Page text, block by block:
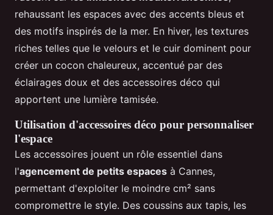
rehaussant les espaces avec des accents bleus et
des motifs inspirés de la mer. En hiver, les textures
riches telles que le velours et le cuir dominent pour
créer un cocon chaleureux, accentué par des
éclairages doux et des accessoires déco qui
apportent une lumière tamisée.
Utilisation d'accessoires déco pour personnaliser
l'espace
Les accessoires jouent un rôle essentiel dans
l'agencement de petits espaces à Cannes,
permettant d'exploiter le moindre cm² sans
compromettre le style. Des coussins aux tapis, les